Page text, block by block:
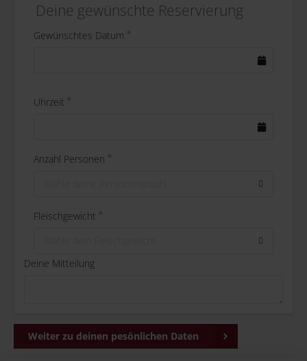
Deine gewünschte Reservierung
Gewünschtes Datum
Uhrzeit
Anzahl Personen
Fleischgewicht
Deine Mitteilung
Weiter zu deinen pesönlichen Daten